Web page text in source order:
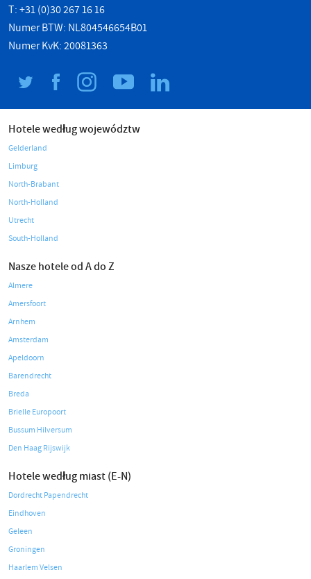
T: +31 (0)30 267 16 16
Numer BTW: NL804546654B01
Numer KvK: 20081363
Hotele według województw
Gelderland
Limburg
North-Brabant
North-Holland
Utrecht
South-Holland
Nasze hotele od A do Z
Almere
Amersfoort
Arnhem
Amsterdam
Apeldoorn
Barendrecht
Breda
Brielle Europoort
Bussum Hilversum
Den Haag Rijswijk
Hotele według miast (E-N)
Dordrecht Papendrecht
Eindhoven
Geleen
Groningen
Haarlem Velsen